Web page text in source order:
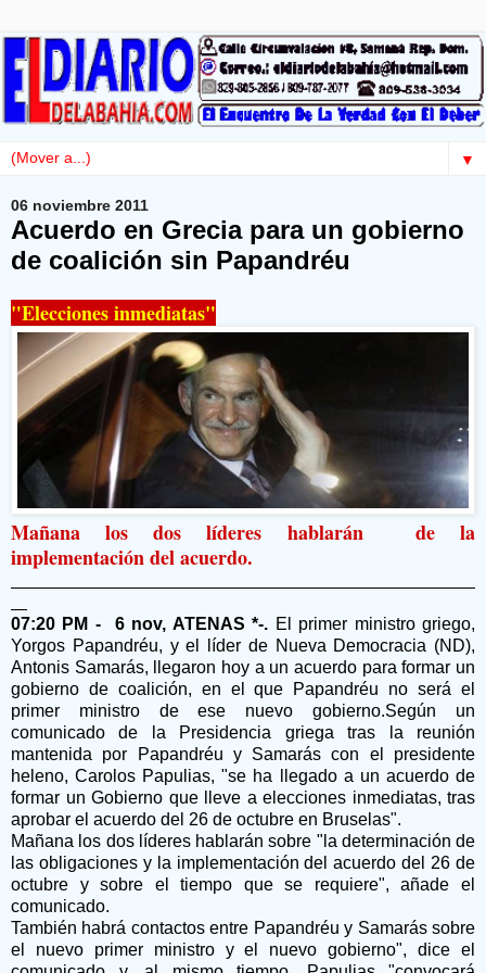
▼
06 noviembre 2011
Acuerdo en Grecia para un gobierno
de coalición sin Papandréu
"Elecciones inmediatas"
Mañana los dos líderes hablarán de la
implementación del acuerdo.
07:20 PM - 6 nov, ATENAS *-. El primer ministro griego,
Yorgos Papandréu, y el líder de Nueva Democracia (ND),
Antonis Samarás, llegaron hoy a un acuerdo para formar un
gobierno de coalición, en el que Papandréu no será el
primer ministro de ese nuevo gobierno.Según un
comunicado de la Presidencia griega tras la reunión
mantenida por Papandréu y Samarás con el presidente
heleno, Carolos Papulias, "se ha llegado a un acuerdo de
formar un Gobierno que lleve a elecciones inmediatas, tras
aprobar el acuerdo del 26 de octubre en Bruselas".
Mañana los dos líderes hablarán sobre "la determinación de
las obligaciones y la implementación del acuerdo del 26 de
octubre y sobre el tiempo que se requiere", añade el
comunicado.
También habrá contactos entre Papandréu y Samarás sobre
el nuevo primer ministro y el nuevo gobierno", dice el